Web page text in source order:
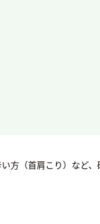
方（首肩こり）など